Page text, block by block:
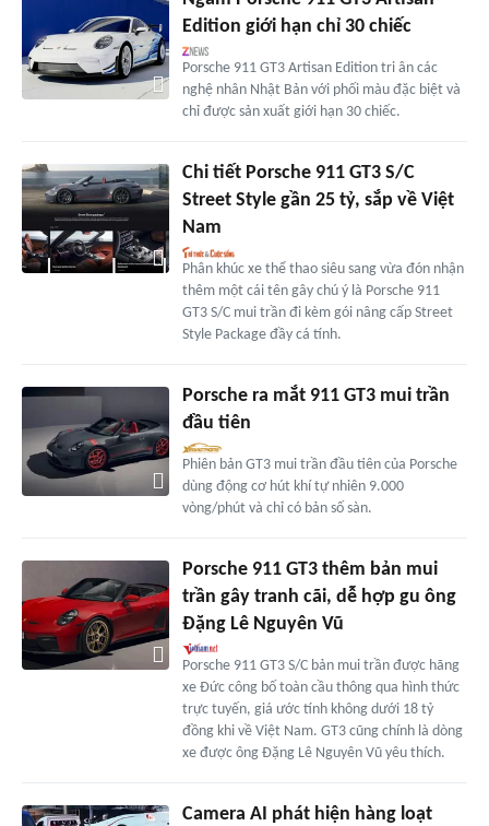
Edition giới hạn chỉ 30 chiếc
Porsche 911 GT3 Artisan Edition tri ân các
nghệ nhân Nhật Bản với phối màu đặc biệt và
chỉ được sản xuất giới hạn 30 chiếc.
Chi tiết Porsche 911 GT3 S/C
Street Style gần 25 tỷ, sắp về Việt
Nam
Phân khúc xe thể thao siêu sang vừa đón nhận
thêm một cái tên gây chú ý là Porsche 911
GT3 S/C mui trần đi kèm gói nâng cấp Street
Style Package đầy cá tính.
Porsche ra mắt 911 GT3 mui trần
đầu tiên
Phiên bản GT3 mui trần đầu tiên của Porsche
dùng động cơ hút khí tự nhiên 9.000
vòng/phút và chỉ có bản số sàn.
Porsche 911 GT3 thêm bản mui
trần gây tranh cãi, dễ hợp gu ông
Đặng Lê Nguyên Vũ
Porsche 911 GT3 S/C bản mui trần được hãng
xe Đức công bố toàn cầu thông qua hình thức
trực tuyến, giá ước tính không dưới 18 tỷ
đồng khi về Việt Nam. GT3 cũng chính là dòng
xe được ông Đặng Lê Nguyên Vũ yêu thích.
Camera AI phát hiện hàng loạt